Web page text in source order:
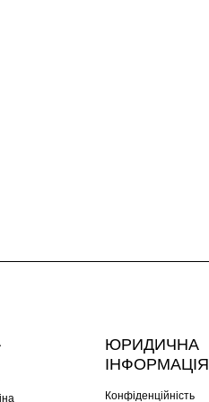
ЮРИДИЧНА
ІНФОРМАЦІЯ
Конфіденційність